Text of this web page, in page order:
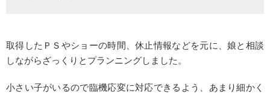
取得したＰＳやショーの時間、休止情報などを元に、娘と相談
しながらざっくりとプランニングしました。
小さい子がいるので臨機応変に対応できるよう、あまり細かく